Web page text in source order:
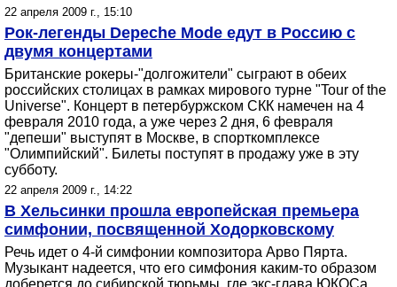
22 апреля 2009 г., 15:10
Рок-легенды Depeche Mode едут в Россию с
двумя концертами
Британские рокеры-"долгожители" сыграют в обеих
российских столицах в рамках мирового турне "Tour of the
Universe". Концерт в петербуржском СКК намечен на 4
февраля 2010 года, а уже через 2 дня, 6 февраля
"депеши" выступят в Москве, в спорткомплексе
"Олимпийский". Билеты поступят в продажу уже в эту
субботу.
22 апреля 2009 г., 14:22
В Хельсинки прошла европейская премьера
симфонии, посвященной Ходорковскому
Речь идет о 4-й симфонии композитора Арво Пярта.
Музыкант надеется, что его симфония каким-то образом
доберется до сибирской тюрьмы, где экс-глава ЮКОСа